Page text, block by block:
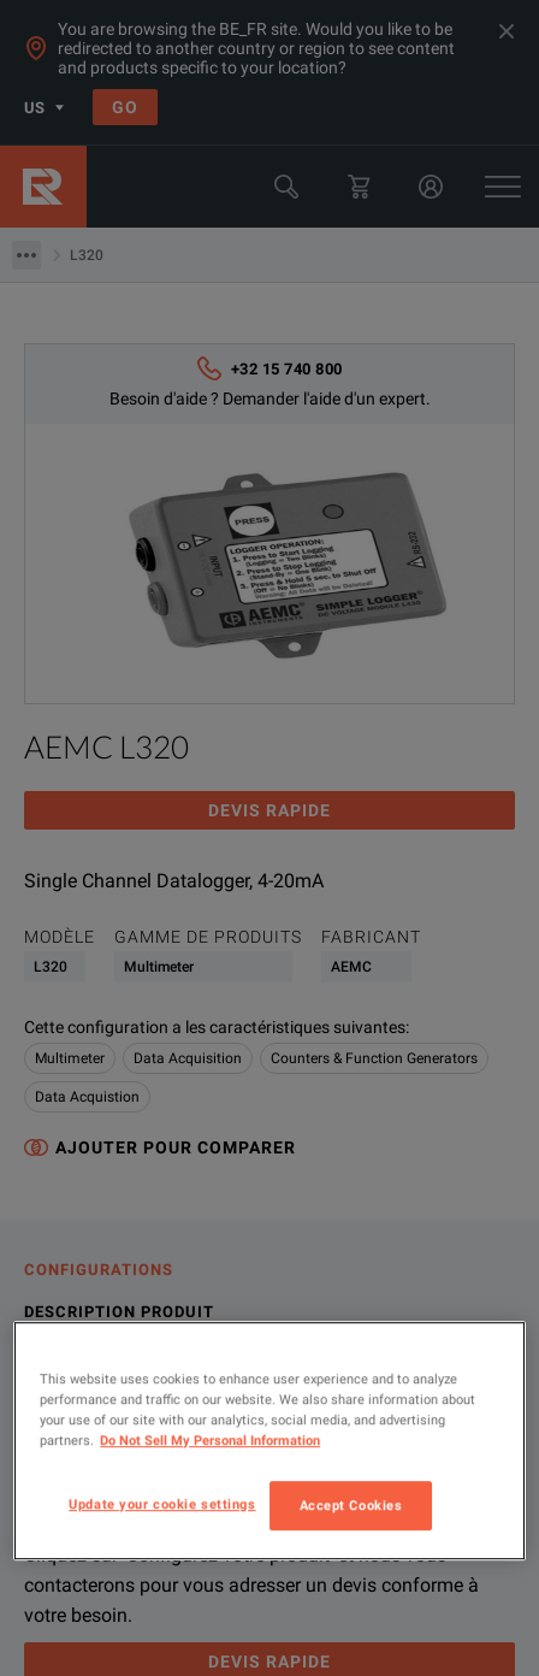
You are browsing the BE_FR site. Would you like to be
redirected to another country or region to see content
and products specific to your location?
US GO
L320
Multimètres, Acq. de données, compteurs et Gén de fonctions
L'acquisition des données
+32 15 740 800
Besoin d'aide ? Demander l'aide d'un expert.
AEMC L320
DEVIS RAPIDE
Single Channel Datalogger, 4-20mA
MODÈLE
L320
GAMME DE PRODUITS
Multimeter
FABRICANT
AEMC
Cette configuration a les caractéristiques suivantes:
Multimeter Data Acquisition Counters & Function Generators
Data Acquistion
AJOUTER POUR COMPARER
CONFIGURATIONS
DESCRIPTION PRODUIT
Laissez-nous vous conseiller sur la
configuration exacte
Cliquez sur 'Configurez votre produit' et nous vous
contacterons pour vous adresser un devis conforme à
votre besoin.
DEVIS RAPIDE
Description produit
We're sorry, we don't currently have any further information
Ressources
Ressources de fichiers
This website uses cookies to enhance user experience and to analyze
performance and traffic on our website. We also share information about
your use of our site with our analytics, social media, and advertising
partners. Do Not Sell My Personal Information
Update your cookie settings Accept Cookies